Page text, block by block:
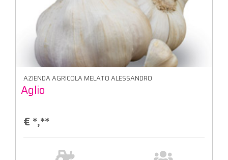
AZIENDA AGRICOLA MELATO ALESSANDRO
Aglio
€ *,**